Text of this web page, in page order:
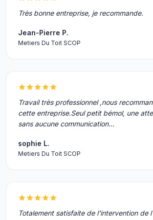
Très bonne entreprise, je recommande.
Jean-Pierre P.
Metiers Du Toit SCOP
Travail très professionnel ,nous
cette entreprise.Seul petit bémol, une
sans aucune communication...
sophie L.
Metiers Du Toit SCOP
Totalement satisfaite de l'intervention de